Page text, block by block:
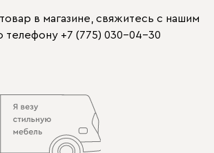
в магазине, свяжитесь с нашим
телефону +7 (775) 030-04-30